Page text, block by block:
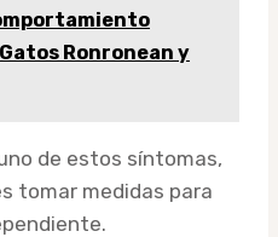
Ronronean y
de estos síntomas,
tomar medidas para